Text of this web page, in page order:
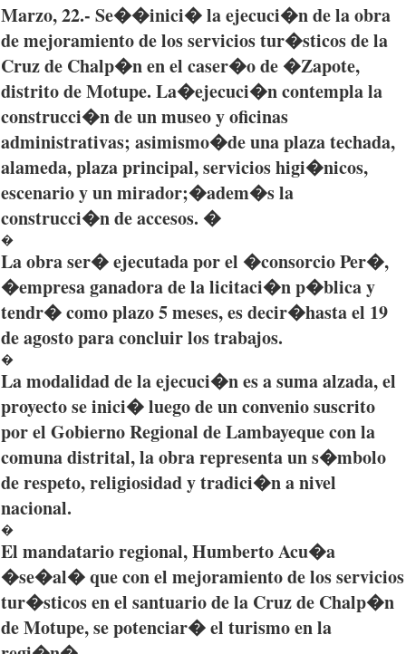
Marzo, 22.- Se��inici�laejecuci�nde laobra
demejoramientode losserviciostur�sticosde la
Cruz de Chalp�nen el caser�ode �Zapote,
distritodeMotupe. La�ejecuci�ncontemplala
construcci�nde unmuseoyoficinas
administrativas; asimismo�deunaplazatechada,
alameda, plaza principal,servicioshigi�nicos,
escenarioy unmirador;�adem�sla
construcci�ndeaccesos. �
�
Laobraser�ejecutadaporel �consorcioPer�,
�empresaganadorade lalicitaci�np�blicay
tendr�comoplazo5meses,esdecir�hastael 19
deagostoparaconcluirlostrabajos.
�
Lamodalidadde laejecuci�nesasumaalzada, el
proyectoseinici�luegode unconveniosuscrito
porel GobiernoRegional deLambayequecon la
comunadistrital, laobrarepresentauns�mbolo
derespeto,religiosidadytradici�nanivel
nacional.
�
El mandatarioregional,HumbertoAcu�a
�se�al�quecon el mejoramientode losservicios
tur�sticosen el santuariode la Cruz de Chalp�n
deMotupe, sepotenciar�el turismoen la